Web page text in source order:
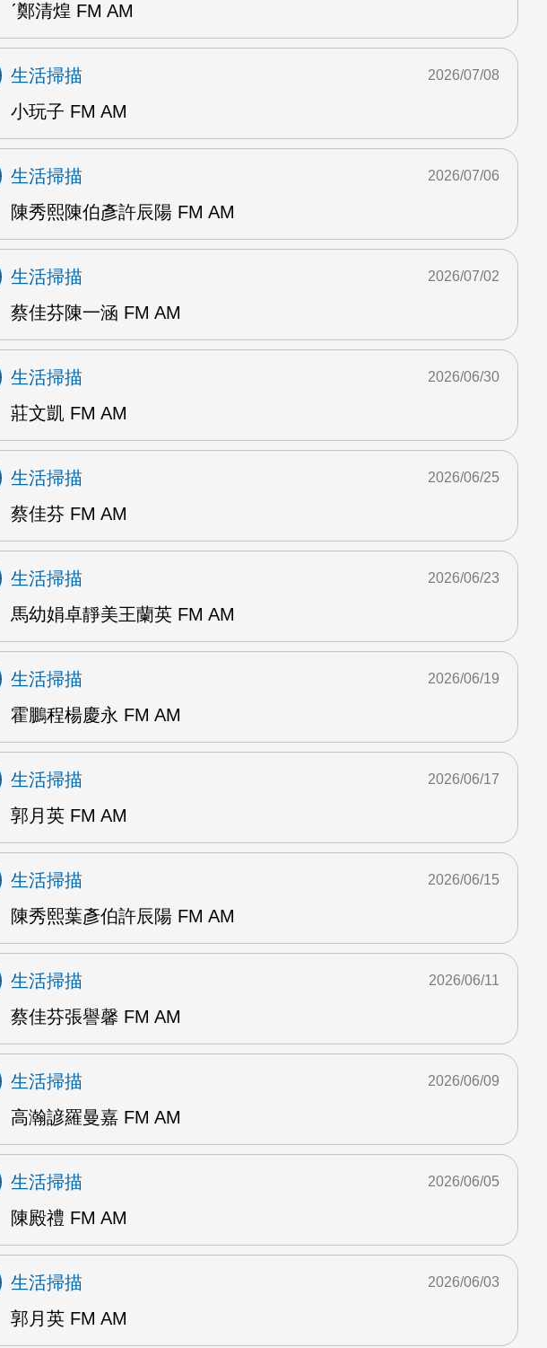
ˊ鄭清煌 FM AM
生活掃描
小玩子 FM AM
2026/07/08
生活掃描
陳秀熙陳伯彥許辰陽 FM AM
2026/07/06
生活掃描
蔡佳芬陳一涵 FM AM
2026/07/02
生活掃描
莊文凱 FM AM
2026/06/30
生活掃描
蔡佳芬 FM AM
2026/06/25
生活掃描
馬幼娟卓靜美王蘭英 FM AM
2026/06/23
生活掃描
霍鵬程楊慶永 FM AM
2026/06/19
生活掃描
郭月英 FM AM
2026/06/17
生活掃描
陳秀熙葉彥伯許辰陽 FM AM
2026/06/15
生活掃描
蔡佳芬張譽馨 FM AM
2026/06/11
生活掃描
高瀚諺羅曼嘉 FM AM
2026/06/09
生活掃描
陳殿禮 FM AM
2026/06/05
生活掃描
郭月英 FM AM
2026/06/03